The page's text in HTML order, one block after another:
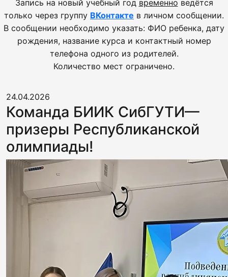
Запись на новый учебный год временно ведётся
только через группу ВКонтакте в личном сообщении.
В сообщении необходимо указать: ФИО ребенка, дату
рождения, название курса и контактный номер
телефона одного из родителей.
Количество мест ограничено.
24.04.2026
Команда БИИК СибГУТИ—
призеры Республиканской
олимпиады!